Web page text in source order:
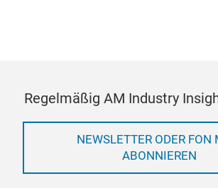
Regelmäßig AM Industry
NEWSLETTER ODER FON
ABONNIEREN